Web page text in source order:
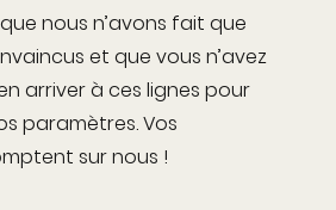
nous n’avons fait que
et que vous n’avez
arriver à ces lignes pour
paramètres. Vos
sur nous !